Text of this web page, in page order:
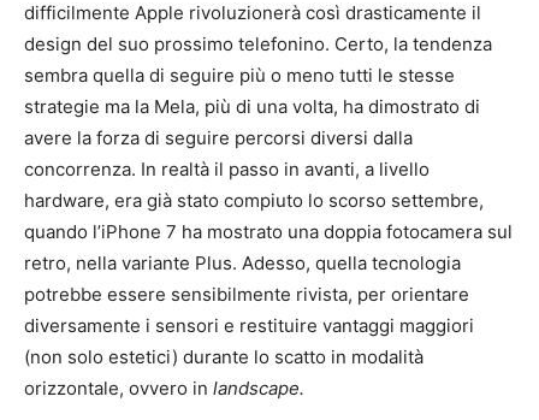
difficilmente Apple rivoluzionerà così drasticamente il
design del suo prossimo telefonino. Certo, la tendenza
sembra quella di seguire più o meno tutti le stesse
strategie ma la Mela, più di una volta, ha dimostrato di
avere la forza di seguire percorsi diversi dalla
concorrenza. In realtà il passo in avanti, a livello
hardware, era già stato compiuto lo scorso settembre,
quando l’iPhone 7 ha mostrato una doppia fotocamera sul
retro, nella variante Plus. Adesso, quella tecnologia
potrebbe essere sensibilmente rivista, per orientare
diversamente i sensori e restituire vantaggi maggiori
(non solo estetici) durante lo scatto in modalità
orizzontale, ovvero in landscape.